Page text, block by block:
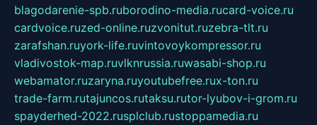
blagodarenie-spb.ruborodino-media.rucard-voice.ru
cardvoice.ruzed-online.ruzvonitut.ruzebra-tlt.ru
zarafshan.ruyork-life.ruvintovoykompressor.ru
vladivostok-map.ruvlknrussia.ruwasabi-shop.ru
webamator.ruzaryna.ruyoutubefree.rux-ton.ru
trade-farm.rutajuncos.rutaksu.rutor-lyubov-i-grom.ru
spayderhed-2022.rusplclub.rustoppamedia.ru